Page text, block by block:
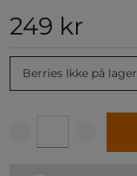
249 kr
Berries Ikke på lager